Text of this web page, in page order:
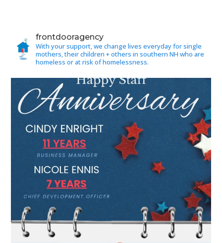
frontdooragency
With your support, we change lives everyday for single
mothers, their children + others in southern NH who are
homeless or at risk of homelessness.